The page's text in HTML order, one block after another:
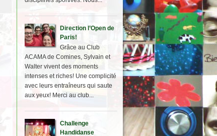
Direction l’Open de
Paris!
Grâce au Club
ACAMA de Comines, Sylvain et
Walter vivent des moments
intenses et riches! Une complicité
avec leurs entraîneurs qui saute
aux yeux! Merci au club...
Challenge
Handidanse